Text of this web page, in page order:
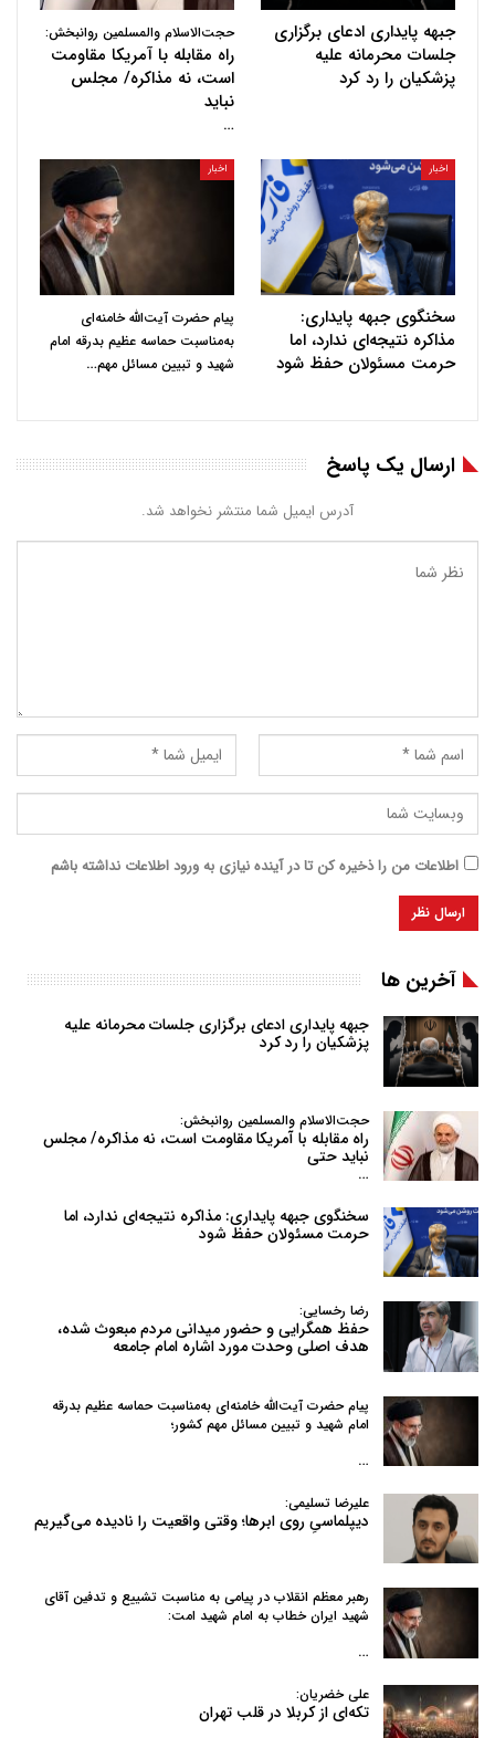
جبهه پایداری ادعای برگزاری
جلسات محرمانه علیه
پزشکیان را رد کرد
حجت‌الاسلام والمسلمین روانبخش:
راه مقابله با آمریکا مقاومت
است، نه مذاکره/ مجلس
نباید
…
اخبار
سخنگوی جبهه پایداری:
مذاکره نتیجه‌ای ندارد، اما
حرمت مسئولان حفظ شود
اخبار
پیام حضرت آیت‌الله خامنه‌ای
به‌مناسبت حماسه عظیم بدرقه امام
شهید و تبیین مسائل مهم…
ارسال یک پاسخ
آدرس ایمیل شما منتشر نخواهد شد.
اطلاعات من را ذخیره کن تا در آینده نیازی به ورود اطلاعات نداشته باشم
آخرین ها
جبهه پایداری ادعای برگزاری جلسات محرمانه علیه
پزشکیان را رد کرد
حجت‌الاسلام والمسلمین روانبخش:
راه مقابله با آمریکا مقاومت است، نه مذاکره/ مجلس
نباید حتی
…
سخنگوی جبهه پایداری: مذاکره نتیجه‌ای ندارد، اما
حرمت مسئولان حفظ شود
رضا رخسایی:
حفظ همگرایی و حضور میدانی مردم مبعوث شده،
هدف اصلی وحدت مورد اشاره امام جامعه
پیام حضرت آیت‌الله خامنه‌ای به‌مناسبت حماسه عظیم بدرقه
امام شهید و تبیین مسائل مهم کشور؛
…
علیرضا تسلیمی:
دیپلماسیِ روی ابرها؛ وقتی واقعیت را نادیده می‌گیریم
رهبر معظم انقلاب در پیامی به‌ مناسبت تشییع و تدفین آقای
شهید ایران خطاب به امام شهید امت:
…
علی خضریان:
تکه‌ای از کربلا در قلب تهران